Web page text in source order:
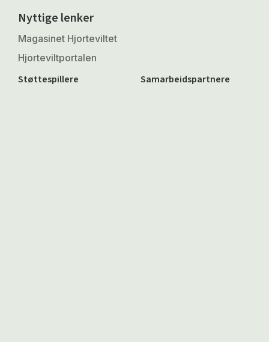
Nyttige lenker
Magasinet Hjorteviltet
Hjorteviltportalen
Støttespillere Samarbeidspartnere